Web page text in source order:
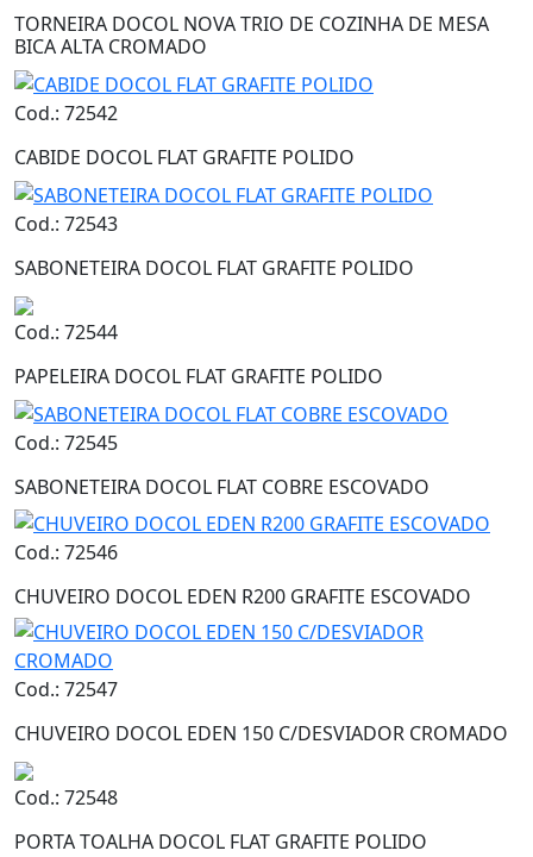
TORNEIRA DOCOL NOVA TRIO DE COZINHA DE MESA
BICA ALTA CROMADO
Cod.: 72542
CABIDE DOCOL FLAT GRAFITE POLIDO
Cod.: 72543
SABONETEIRA DOCOL FLAT GRAFITE POLIDO
Cod.: 72544
PAPELEIRA DOCOL FLAT GRAFITE POLIDO
Cod.: 72545
SABONETEIRA DOCOL FLAT COBRE ESCOVADO
Cod.: 72546
CHUVEIRO DOCOL EDEN R200 GRAFITE ESCOVADO
Cod.: 72547
CHUVEIRO DOCOL EDEN 150 C/DESVIADOR CROMADO
Cod.: 72548
PORTA TOALHA DOCOL FLAT GRAFITE POLIDO